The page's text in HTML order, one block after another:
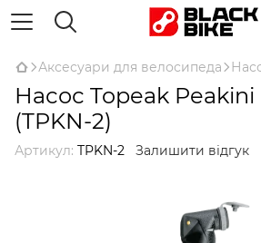
Аксесуари для велосипеда
Насос Topeak Peakini
(TPKN-2)
Артикул: TPKN-2 Залишити відгук